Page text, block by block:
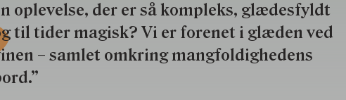
oplevelse, der er så kompleks, glædesfyldt
til tider magisk? Vi er forenet i glæden ved
– samlet omkring mangfoldighedens